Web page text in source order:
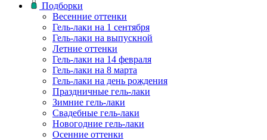
Подборки
Весенние оттенки
Гель-лаки на 1 сентября
Гель-лаки на выпускной
Летние оттенки
Гель-лаки на 14 февраля
Гель-лаки на 8 марта
Гель-лаки на день рождения
Праздничные гель-лаки
Зимние гель-лаки
Свадебные гель-лаки
Новогодние гель-лаки
Осенние оттенки